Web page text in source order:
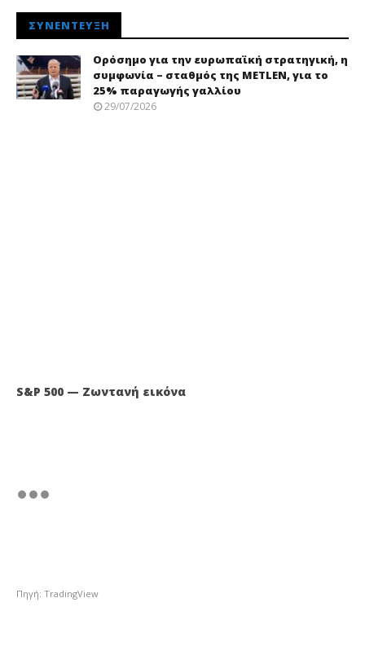
ΣΥΝΈΝΤΕΥΞΗ
Ορόσημο για την ευρωπαϊκή στρατηγική, η
συμφωνία – σταθμός της METLEN, για το
25% παραγωγής γαλλίου
29/07/2026
S&P 500 — Ζωντανή εικόνα
Πηγή: TradingView